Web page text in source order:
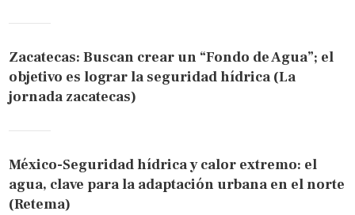
Zacatecas: Buscan crear un “Fondo de Agua”; el
objetivo es lograr la seguridad hídrica (La
jornada zacatecas)
México-Seguridad hídrica y calor extremo: el
agua, clave para la adaptación urbana en el norte
(Retema)